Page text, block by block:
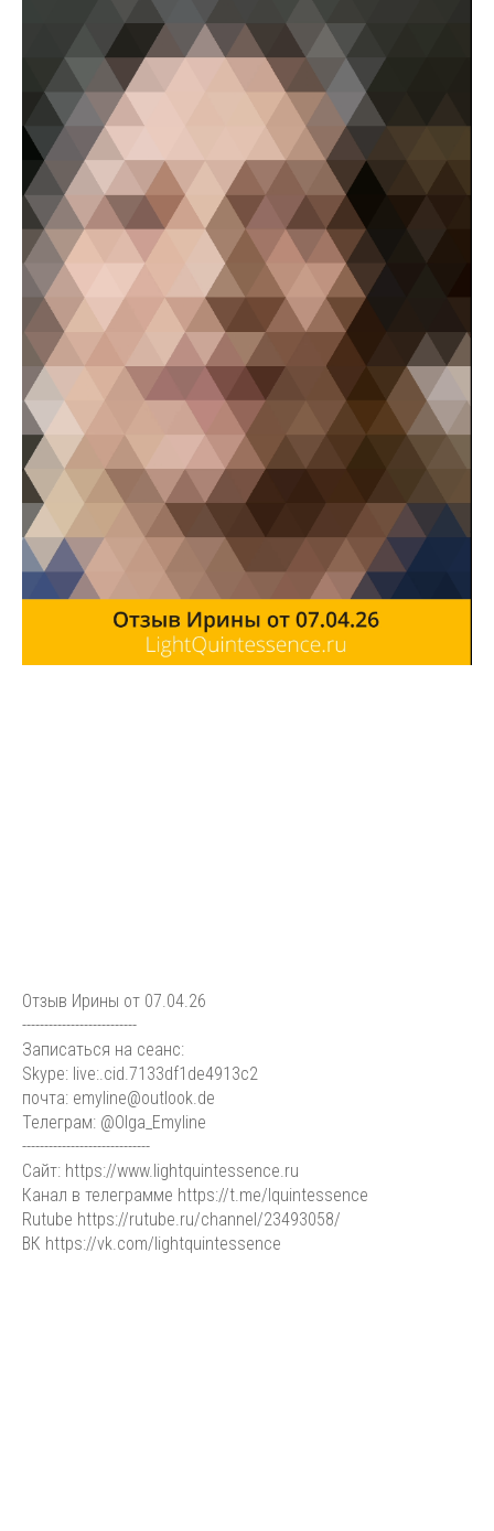
Отзыв Ирины от 07.04.26
--------------------------
Записаться на сеанс:
Skype: live:.cid.7133df1de4913c2
почта: emyline@outlook.de
Телеграм: @Olga_Emyline
-----------------------------
Сайт: https://www.lightquintessence.ru
Канал в телеграмме https://t.me/lquintessence
Rutube https://rutube.ru/channel/23493058/
ВК https://vk.com/lightquintessence